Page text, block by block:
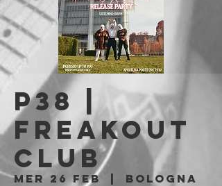
P38 |
Freakout
Club
mer 26 feb
Bologna